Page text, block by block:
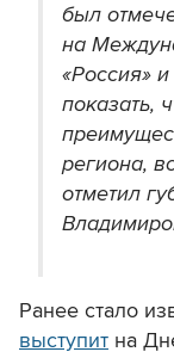
был
на
«Россия»
показать,
региона,
отметил
Ранее стало
выступит на